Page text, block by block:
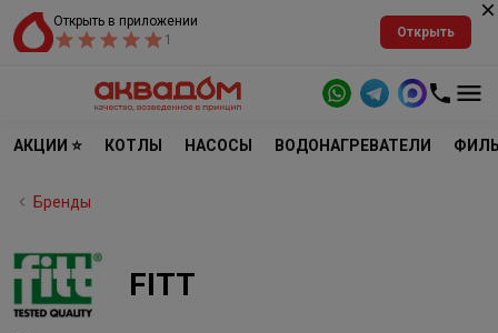
Открыть в приложении
1
Открыть
АКЦИИ ⭐ КОТЛЫ НАСОСЫ ВОДОНАГРЕВАТЕЛИ
Бренды
FITT